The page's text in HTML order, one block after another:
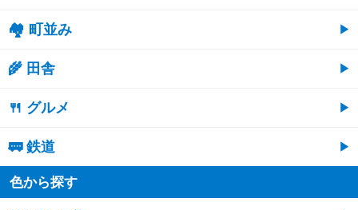
🏘 町並み
🌾 田舎
🍴 グルメ
🚃 鉄道
色から探す